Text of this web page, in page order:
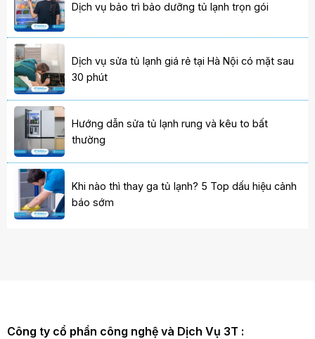
Dịch vụ bảo trì bảo dưỡng tủ lạnh trọn gói
Dịch vụ sửa tủ lạnh giá rẻ tại Hà Nội có mặt sau
30 phút
Hướng dẫn sửa tủ lạnh rung và kêu to bất
thường
Khi nào thì thay ga tủ lạnh? 5 Top dấu hiệu cảnh
báo sớm
Công ty cổ phần công nghệ và Dịch Vụ 3T :